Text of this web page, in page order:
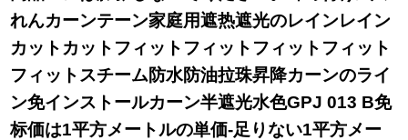
青い90%遮光1.8枚x
1.8高です。
れんカーンテーン家庭用遮热遮光のレインレイン
カットカットフィットフィットフィットフィット
フィットスチーム防水防油拉珠昇降カーンのライ
ン免インストールカーン半遮光水色GPJ 013 B免
标価は1平方メートルの単価-足りない1平方メー